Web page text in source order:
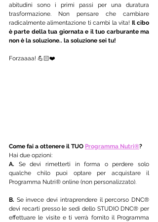
abitudini sono i primi passi per una duratura
trasformazione. Non pensare che cambiare
radicalmente alimentazione ti cambi la vita! Il cibo
è parte della tua giornata e il tuo carburante ma
non è la soluzione.. la soluzione sei tu!
Forzaaaa! 💪🏻❤️
Come fai a ottenere il TUO Programma Nutri®?
Hai due opzioni:
A. Se devi rimetterti in forma o perdere solo
qualche chilo puoi optare per acquistare il
Programma Nutri® online (non personalizzato).
B. Se invece devi intraprendere il percorso DNC®
devi recarti presso le sedi dello STUDIO DNC® per
effettuare le visite e ti verrà fornito il Programma